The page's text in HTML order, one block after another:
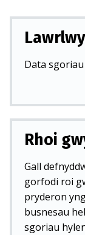
Data
Rhoi
Gall
gorfodi roi
pryderon
busnesau
sgoriau